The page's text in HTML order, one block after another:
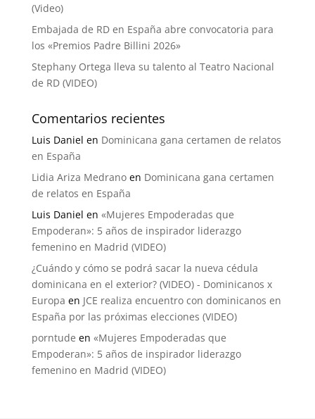
(Video)
Embajada de RD en España abre convocatoria para
los «Premios Padre Billini 2026»
Stephany Ortega lleva su talento al Teatro Nacional
de RD (VIDEO)
Comentarios recientes
Luis Daniel en Dominicana gana certamen de relatos
en España
Lidia Ariza Medranoen Dominicana gana certamen
de relatos en España
Luis Daniel en «Mujeres Empoderadas que
Empoderan»: 5 años de inspirador liderazgo
femenino en Madrid (VIDEO)
¿Cuándo y cómo se podrá sacar la nueva cédula
dominicana en el exterior? (VIDEO) - Dominicanos x
Europa en JCE realiza encuentro con dominicanos en
España por las próximas elecciones (VIDEO)
porntude en «Mujeres Empoderadas que
Empoderan»: 5 años de inspirador liderazgo
femenino en Madrid (VIDEO)